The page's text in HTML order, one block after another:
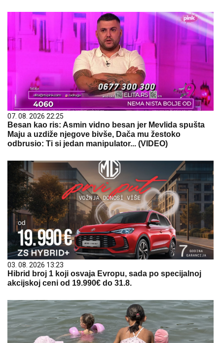
07. 08. 2026 22:25
Besan kao ris: Asmin vidno besan jer Mevlida spušta
Maju a uzdiže njegove bivše, Dača mu žestoko
odbrusio: Ti si jedan manipulator... (VIDEO)
03. 08. 2026 13:23
Hibrid broj 1 koji osvaja Evropu, sada po specijalnoj
akcijskoj ceni od 19.990€ do 31.8.